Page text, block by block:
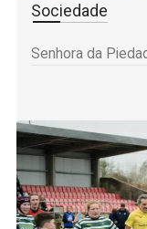
Sociedade
Senhora da